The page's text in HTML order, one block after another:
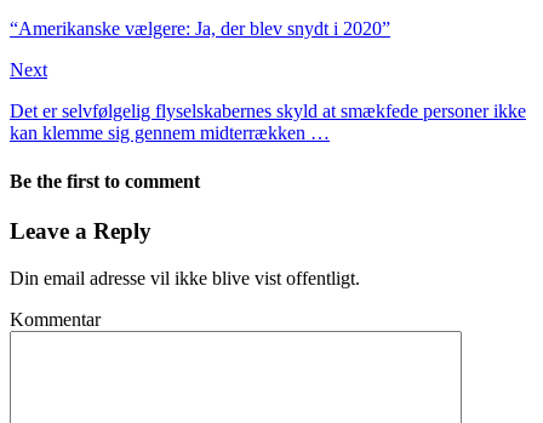
“Amerikanske vælgere: Ja, der blev snydt i 2020”
Next
Det er selvfølgelig flyselskabernes skyld at smækfede personer ikke
kan klemme sig gennem midterrækken …
Be the first to comment
Leave a Reply
Din email adresse vil ikke blive vist offentligt.
Kommentar